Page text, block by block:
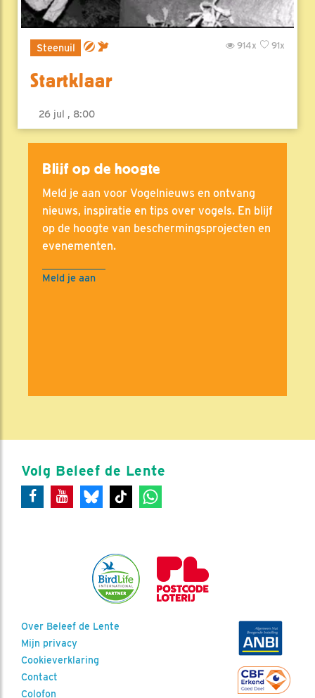
Steenuil 91x
914x
Startklaar
26 jul , 8:00
Blijf op de hoogte
Meld je aan voor Vogelnieuws en ontvang
nieuws, inspiratie en tips over vogels. En blijf
op de hoogte van beschermingsprojecten en
evenementen.
Meld je aan
Volg Beleef de Lente
Over Beleef de Lente
Mijn privacy
Cookieverklaring
Contact
Colofon